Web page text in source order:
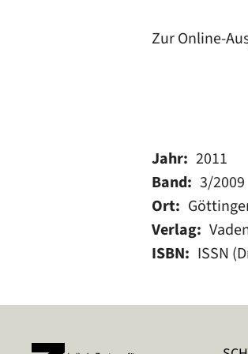
Zur Online-
Jahr 2011
Band 3/2009
Ort
Verlag
ISBN
ISSN